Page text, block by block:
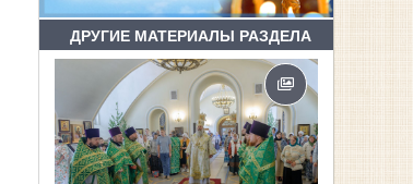
ДРУГИЕ МАТЕРИАЛЫ РАЗДЕЛА